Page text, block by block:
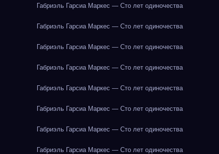
Габриэль Гарсиа Маркес — Сто лет одиночества
Габриэль Гарсиа Маркес — Сто лет одиночества
Габриэль Гарсиа Маркес — Сто лет одиночества
Габриэль Гарсиа Маркес — Сто лет одиночества
Габриэль Гарсиа Маркес — Сто лет одиночества
Габриэль Гарсиа Маркес — Сто лет одиночества
Габриэль Гарсиа Маркес — Сто лет одиночества
Габриэль Гарсиа Маркес — Сто лет одиночества